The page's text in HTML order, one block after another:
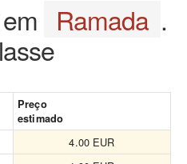
Ramada .
Preço
estimado
4.00 EUR